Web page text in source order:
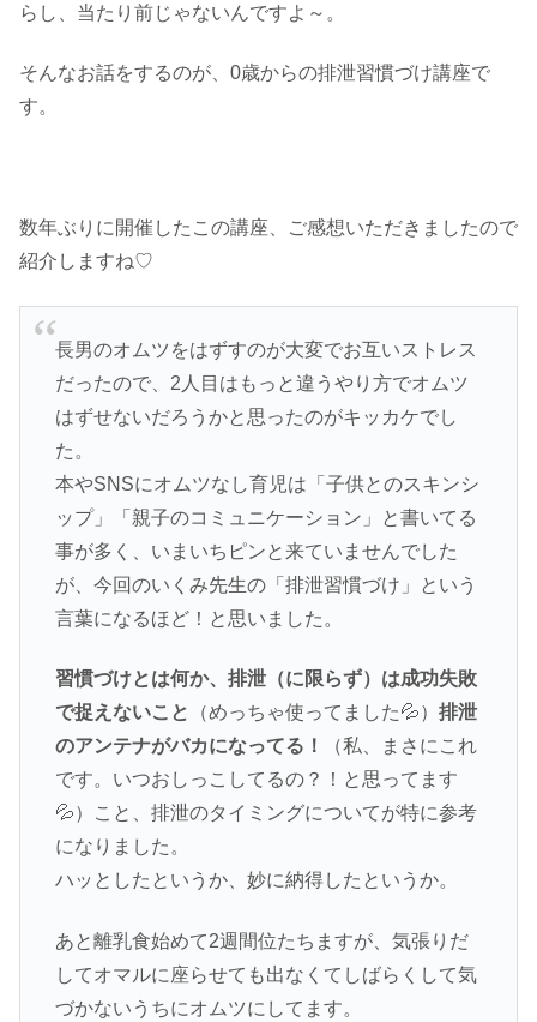
らし、当たり前じゃないんですよ～。
そんなお話をするのが、0歳からの排泄習慣づけ講座で
す。
数年ぶりに開催したこの講座、ご感想いただきましたので
紹介しますね♡
長男のオムツをはずすのが大変でお互いストレス
だったので、2人目はもっと違うやり方でオムツ
はずせないだろうかと思ったのがキッカケでし
た。
本やSNSにオムツなし育児は「子供とのスキンシ
ップ」「親子のコミュニケーション」と書いてる
事が多く、いまいちピンと来ていませんでした
が、今回のいくみ先生の「排泄習慣づけ」という
言葉になるほど！と思いました。
習慣づけとは何か、排泄（に限らず）は成功失敗
で捉えないこと
（めっちゃ使ってました💦） 排泄
のアンテナがバカになってる！
（私、まさにこれ
です。いつおしっこしてるの？！と思ってます
💦）こと、排泄のタイミングについてが特に参考
になりました。
ハッとしたというか、妙に納得したというか。
あと離乳食始めて2週間位たちますが、気張りだ
してオマルに座らせても出なくてしばらくして気
づかないうちにオムツにしてます。